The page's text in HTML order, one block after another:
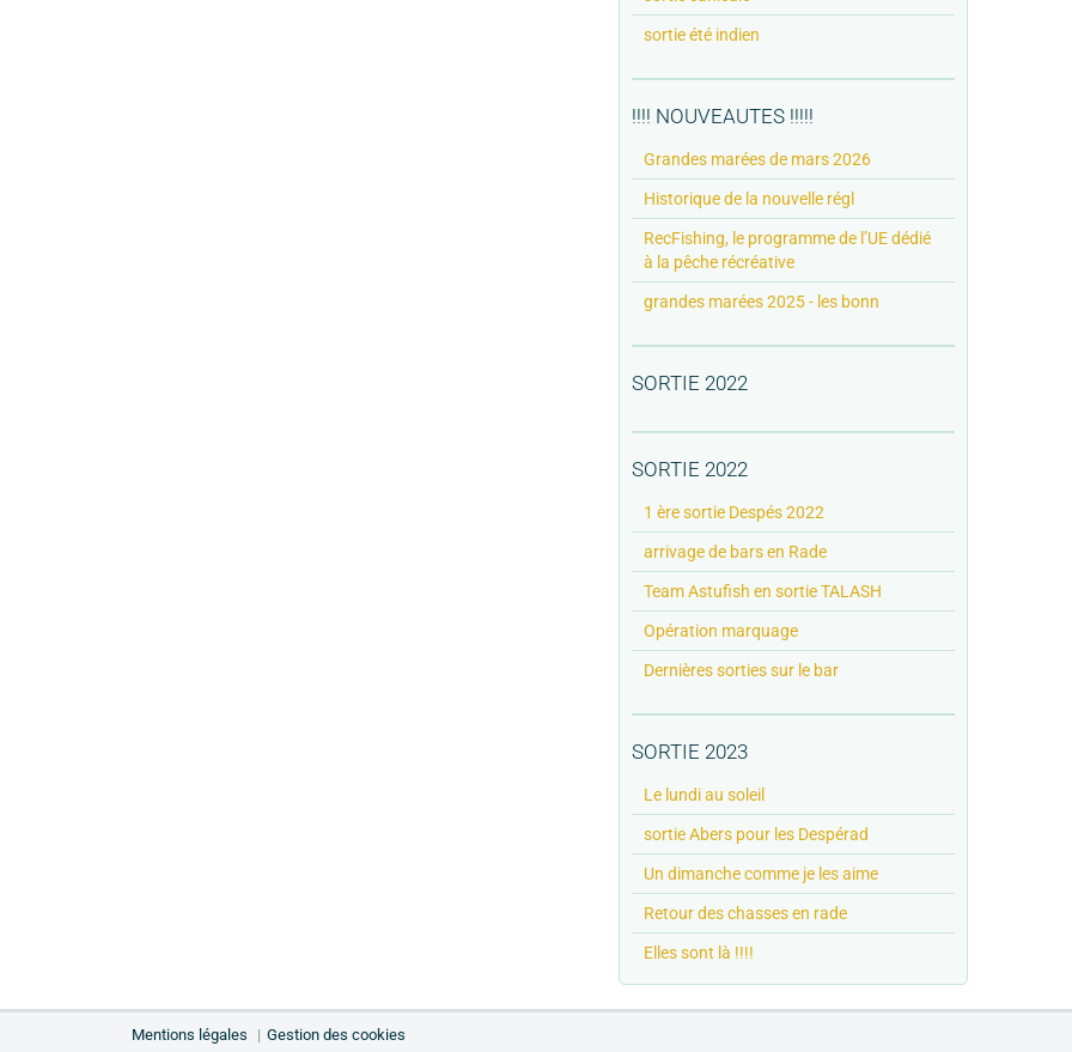
sortie été indien
!!!! NOUVEAUTES !!!!!
Grandes marées de mars 2026
Historique de la nouvelle régl
RecFishing, le programme de l’UE dédié
à la pêche récréative
grandes marées 2025 - les bonn
SORTIE 2022
SORTIE 2022
1 ère sortie Despés 2022
arrivage de bars en Rade
Team Astufish en sortie TALASH
Opération marquage
Dernières sorties sur le bar
SORTIE 2023
Le lundi au soleil
sortie Abers pour les Despérad
Un dimanche comme je les aime
Retour des chasses en rade
Elles sont là !!!!
Mentions légales Gestion des cookies